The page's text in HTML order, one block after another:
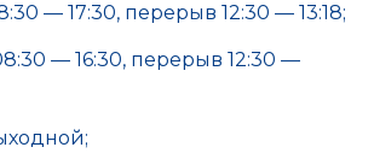
— 17:30, перерыв 12:30 — 13:18;
— 16:30, перерыв 12:30 —